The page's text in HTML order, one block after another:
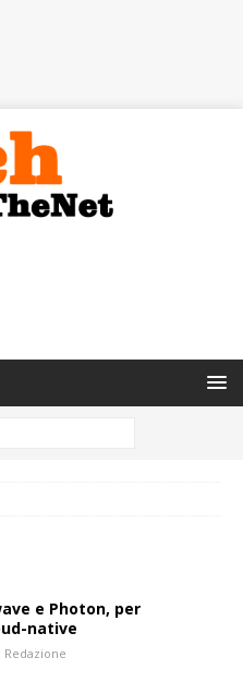
e Photon, per
native
Redazione